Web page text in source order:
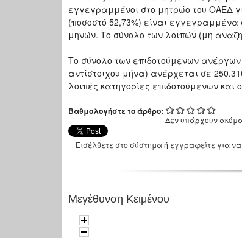
εγγεγραμμένοι στο μητρώο του ΟΑΕΔ
(ποσοστό 52,73%) είναι
μηνών. Το σύνολο των λοιπών (μη
Το σύνολο των επιδοτούμενων
αντίστοιχου μήνα) ανέρχεται σε
λοιπές κατηγορίες επιδοτούμενων και
Βαθμολογήστε το άρθρο:
Δεν υπάρχουν
Εισέλθετε στο σύστημαή εγγραφείτε για
Μεγέθυνση Κειμένου